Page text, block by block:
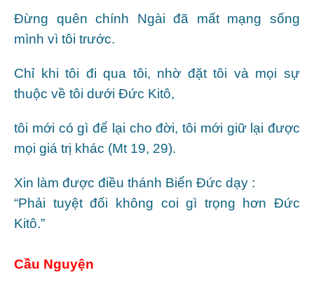
Đừng quên chính Ngài đã mất mạng sống
mình vì tôi trước.
Chỉ khi tôi đi qua tôi, nhờ đặt tôi và mọi sự
thuộc về tôi dưới Đức Kitô,
tôi mới có gì để lại cho đời, tôi mới giữ lại được
mọi giá trị khác (Mt 19, 29).
Xin làm được điều thánh Biển Đức dạy :
“Phải tuyệt đối không coi gì trọng hơn Đức
Kitô.”
Cầu Nguyện